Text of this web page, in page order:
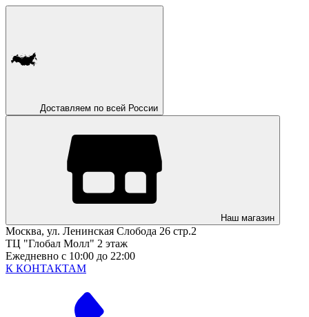
Доставляем по всей России
Наш магазин
Москва, ул. Ленинская Слобода 26 стр.2
ТЦ "Глобал Молл" 2 этаж
Ежедневно с 10:00 до 22:00
К КОНТАКТАМ